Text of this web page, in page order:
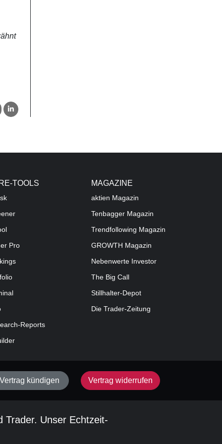
TOOLS
Pro
Reports
MAGAZINE
aktien Magazin
Tenbagger Magazin
Trendfollowing Magazin
GROWTH Magazin
Nebenwerte Investor
The Big Call
Stillhalter-Depot
Die Trader-Zeitung
kündigen Vertrag widerrufen
Trader. Unser Echtzeit-